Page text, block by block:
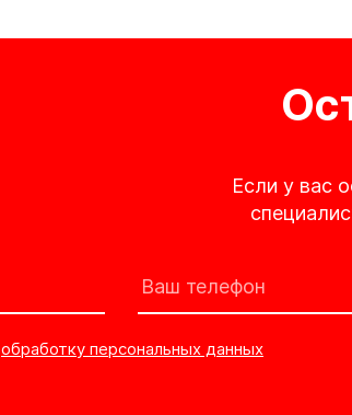
Если у вас
обработку персональных данных